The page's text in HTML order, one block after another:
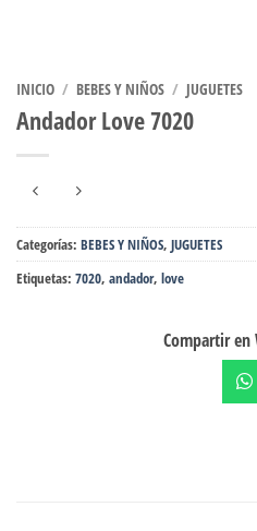
INICIO / BEBES Y NIÑOS / JUGUETES
Andador Love 7020
Categorías: BEBES Y NIÑOS, JUGUETES
Etiquetas: 7020, andador, love
Compartir en